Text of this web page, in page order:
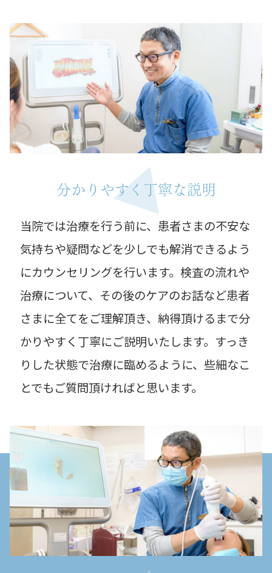
分かりやすく丁寧な説明
当院では治療を行う前に、患者さまの不安な
気持ちや疑問などを少しでも解消できるよう
にカウンセリングを行います。検査の流れや
治療について、その後のケアのお話など患者
さまに全てをご理解頂き、納得頂けるまで分
かりやすく丁寧にご説明いたします。すっき
りした状態で治療に臨めるように、些細なこ
とでもご質問頂ければと思います。